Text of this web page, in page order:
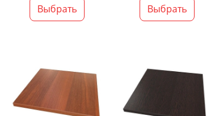
Выбрать Выбрать